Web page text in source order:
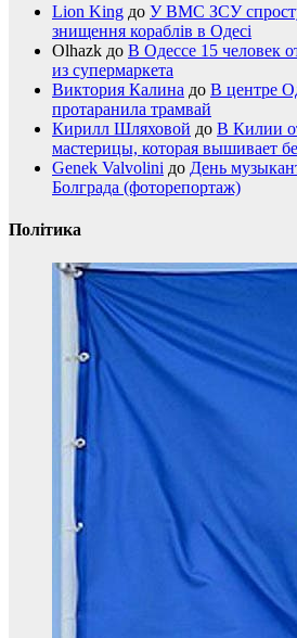
Lion King до У ВМС ЗСУ
знищення кораблів в Одесі
Olhazk до В Одессе 15 человек
из супермаркета
Виктория Калина до В центре
протаранила трамвай
Кирилл Шляховой до В Килии
мастерицы, которая вышивает
Genek Valvolini до День
Болграда (фоторепортаж)
Політика